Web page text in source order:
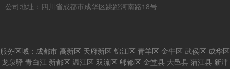
公司地址：四川省成都市成华区跳蹬河南路18号
服务区域：成都市 高新区 天府新区 锦江区 青羊区 金牛区 武侯区 成华区
龙泉驿 青白江 新都区 温江区 双流区 郫都区 金堂县 大邑县 蒲江县 新津